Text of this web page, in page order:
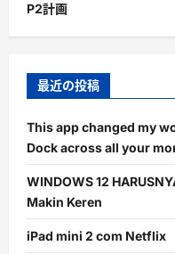
P2計画
最近の投稿
This app changed my
Dock across all your
WINDOWS 12
Makin Keren
iPad mini 2 com Netflix